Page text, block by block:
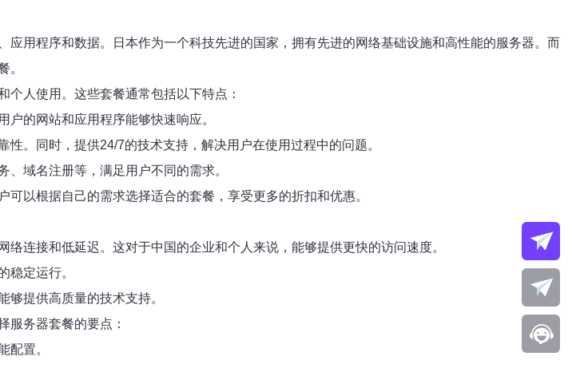
用程序和数据。日本作为一个科技先进的国家，拥有先进的网络基础设施和高性能的服务器。而
。
人使用。这些套餐通常包括以下特点：
的网站和应用程序能够快速响应。
。同时，提供24/7的技术支持，解决用户在使用过程中的问题。
域名注册等，满足用户不同的需求。
以根据自己的需求选择适合的套餐，享受更多的折扣和优惠。
连接和低延迟。这对于中国的企业和个人来说，能够提供更快的访问速度。
稳定运行。
提供高质量的技术支持。
服务器套餐的要点：
配置。